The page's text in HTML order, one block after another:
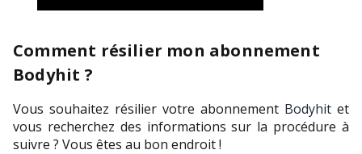
Comment résilier mon abonnement
Bodyhit ?
Vous souhaitez résilier votre abonnement Bodyhit et
vous recherchez des informations sur la procédure à
suivre ? Vous êtes au bon endroit !